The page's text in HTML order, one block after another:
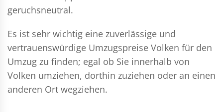
geruchsneutral.
Es ist sehr wichtig eine zuverlässige und
vertrauenswürdige Umzugspreise Volken für den
Umzug zu finden; egal ob Sie innerhalb von
Volken umziehen, dorthin zuziehen oder an einen
anderen Ort wegziehen.